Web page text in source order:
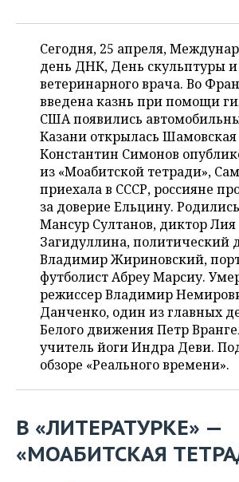
ONLINE-КОНФЕРЕНЦИИ
ОТКРЫТАЯ ЛЕКЦИЯ
ХОККЕЙ
БАСКЕТБОЛ
ВОЛЕЙБОЛ
КИБЕРСПОРТ
ФИГУРНОЕ КАТАНИЕ
ВОДНЫЕ ВИДЫ СПОРТА
ХОККЕЙ С МЯЧОМ
ВЛАСТЬ
ИНФРАСТРУКТУРА
ИСТОРИЯ
КУЛЬТУРА
МЕДИЦИНА
ОБРАЗОВАНИЕ
ПРОИСШЕСТВИЯ
СЮЖЕТЫ
СПРАВОЧНИК
СПИСОК ПЕРСОН
СПИСОК КОМПАНИЙ
ПОЛНАЯ ВЕРСИЯ
Сегодня, 25 апреля,
день ДНК, День скульптуры
ветеринарного врача. Во
введена казнь при помощи
США появились
Казани открылась
Константин Симонов
из «Моабитской тетради»,
приехала в СССР, россияне
за доверие Ельцину.
Мансур Султанов, диктор Лия
Загидуллина, политический
Владимир Жириновский,
футболист Абреу Марсиу.
режиссер Владимир
Данченко, один из главных
Белого движения Петр
учитель йоги Индра Деви.
обзоре «Реального времени».
В «ЛИТЕРАТУРКЕ» —
«МОАБИТСКАЯ